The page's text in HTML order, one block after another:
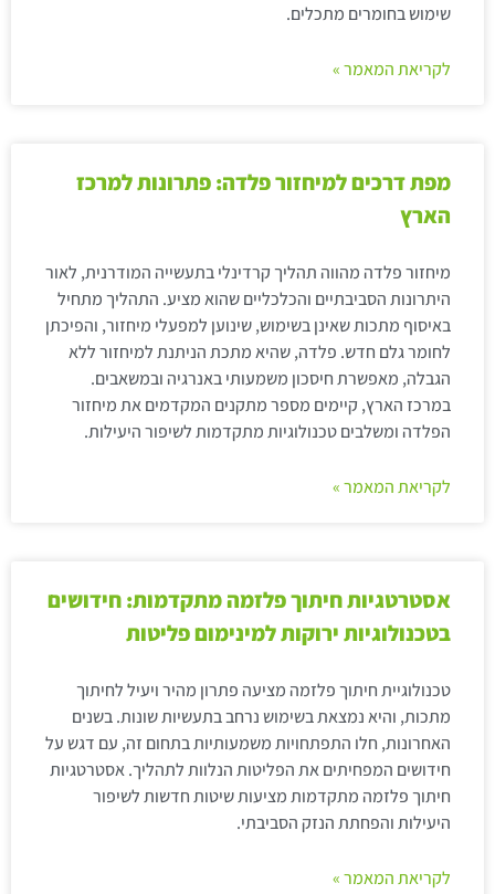
שימוש בחומרים מתכלים.
לקריאת המאמר »
מפת דרכים למיחזור פלדה: פתרונות למרכז
הארץ
מיחזור פלדה מהווה תהליך קרדינלי בתעשייה המודרנית, לאור
היתרונות הסביבתיים והכלכליים שהוא מציע. התהליך מתחיל
באיסוף מתכות שאינן בשימוש, שינוען למפעלי מיחזור, והפיכתן
לחומר גלם חדש. פלדה, שהיא מתכת הניתנת למיחזור ללא
הגבלה, מאפשרת חיסכון משמעותי באנרגיה ובמשאבים.
במרכז הארץ, קיימים מספר מתקנים המקדמים את מיחזור
הפלדה ומשלבים טכנולוגיות מתקדמות לשיפור היעילות.
לקריאת המאמר »
אסטרטגיות חיתוך פלזמה מתקדמות: חידושים
בטכנולוגיות ירוקות למינימום פליטות
טכנולוגיית חיתוך פלזמה מציעה פתרון מהיר ויעיל לחיתוך
מתכות, והיא נמצאת בשימוש נרחב בתעשיות שונות. בשנים
האחרונות, חלו התפתחויות משמעותיות בתחום זה, עם דגש על
חידושים המפחיתים את הפליטות הנלוות לתהליך. אסטרטגיות
חיתוך פלזמה מתקדמות מציעות שיטות חדשות לשיפור
היעילות והפחתת הנזק הסביבתי.
לקריאת המאמר »